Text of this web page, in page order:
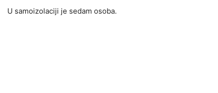
U samoizolaciji je sedam osoba.